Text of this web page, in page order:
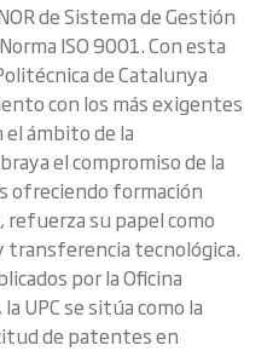
de Sistema de Gestión
ISO 9001. Con esta
de Catalunya
con los más exigentes
ámbito de la
el compromiso de la
ofreciendo formación
refuerza su papel como
tecnológica.
por la Oficina
UPC se sitúa como la
de patentes en